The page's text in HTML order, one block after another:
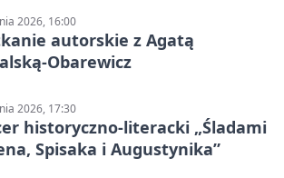
2026, 16:00
autorskie z Agatą
Obarewicz
2026, 17:30
historyczno-literacki „Śladami
Spisaka i Augustynika”